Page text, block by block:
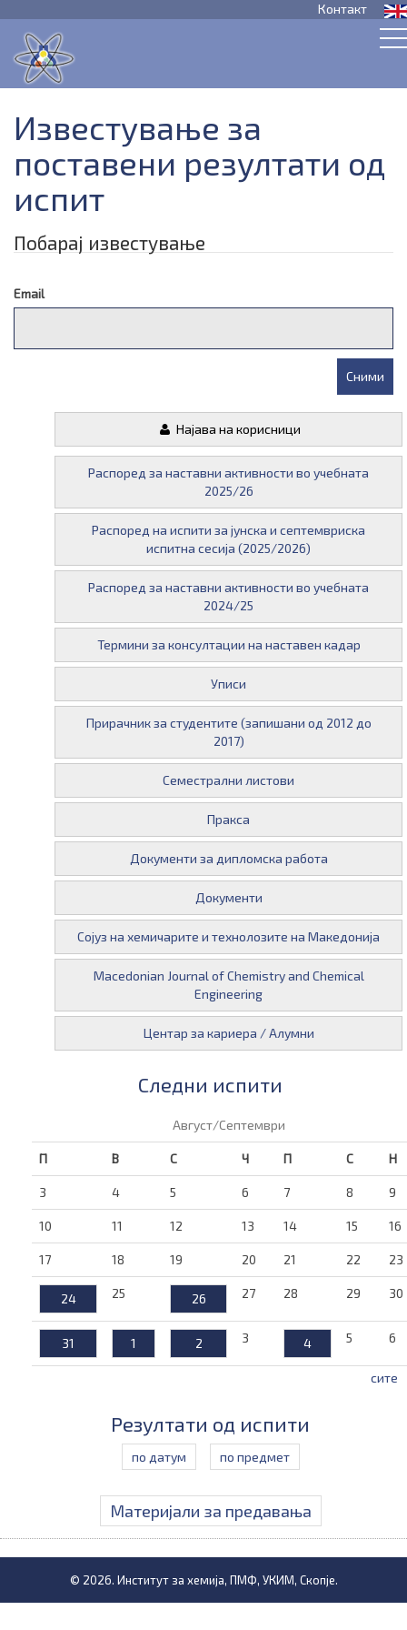
Контакт
Известување за
поставени резултати од
испит
Побарај известување
Email
Најава на корисници
Распоред за наставни активности во учебната
2025/26
Распоред на испити за јунска и септемвриска
испитна сесија (2025/2026)
Распоред за наставни активности во учебната
2024/25
Термини за консултации на наставен кадар
Уписи
Прирачник за студентите (запишани од 2012 до
2017)
Семестрални листови
Пракса
Документи за дипломска работа
Документи
Сојуз на хемичарите и технолозите на Македонија
Macedonian Journal of Chemistry and Chemical
Engineering
Центар за кариера / Алумни
Следни испити
Август/Септември
П В С Ч П С Н
3 4 5 6 7 8 9
10 11 12 13 14 15 16
17 18 19 20 21 22 23
24 25 26 27 28 29 30
31 1 2 3 4 5 6
сите
Резултати од испити
по датум по предмет
Материјали за предавања
© 2026. Институт за хемија, ПМФ, УКИМ, Скопје.